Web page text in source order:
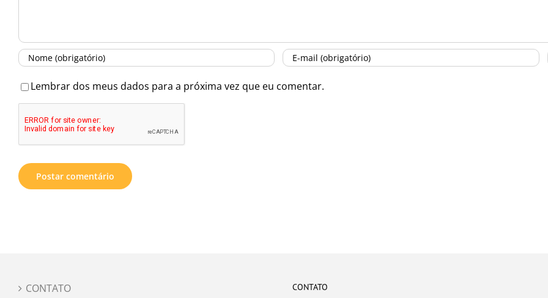
Lembrar dos meus dados para a próxima vez que eu comentar.
CONTATO CONTATO